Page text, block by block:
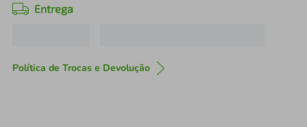
Entrega
Política de Trocas e Devolução